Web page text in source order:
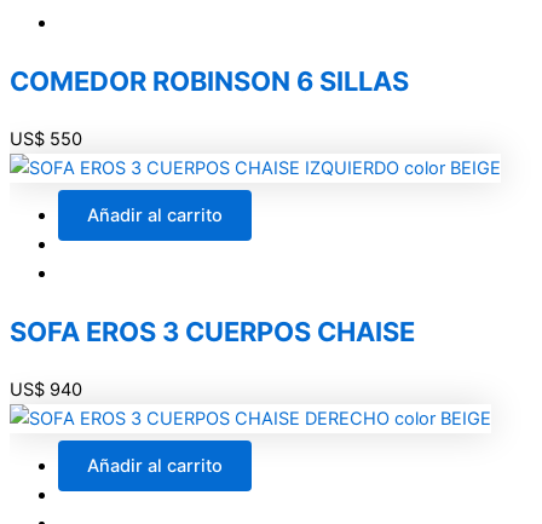
COMEDOR ROBINSON 6 SILLAS
US$ 550
Añadir al carrito
SOFA EROS 3 CUERPOS CHAISE
US$ 940
Añadir al carrito